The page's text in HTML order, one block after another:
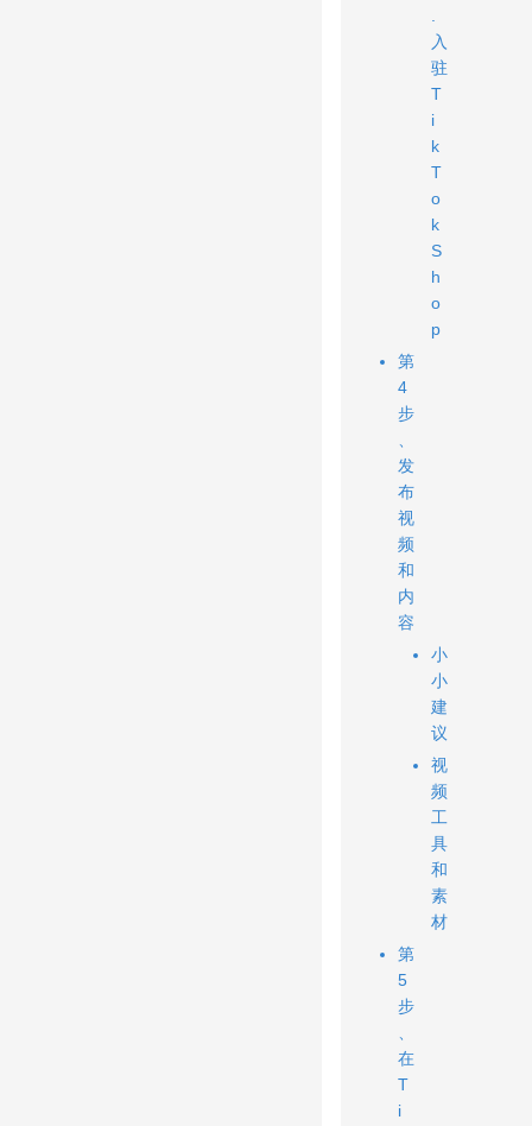
入
驻
T
i
k
T
o
k
S
h
o
p
第
4
步
发
布
视
频
和
内
容
小
小
建
议
视
频
工
具
和
素
材
第
5
步
在
T
i